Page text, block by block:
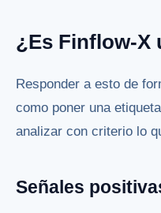
¿Es Finflow-X
Responder a esto de
como poner una
analizar con criterio lo
Señales